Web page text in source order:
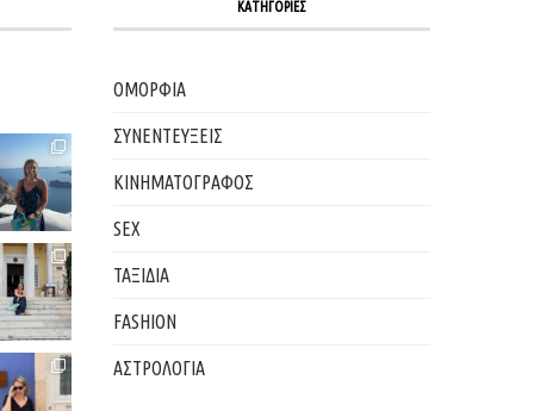
ΚΑΤΗΓΟΡΙΕΣ
ΟΜΟΡΦΙΑ
ΣΥΝΕΝΤΕΥΞΕΙΣ
ΚΙΝΗΜΑΤΟΓΡΑΦΟΣ
SEX
ΤΑΞΙΔΙΑ
FASHION
ΑΣΤΡΟΛΟΓΙΑ